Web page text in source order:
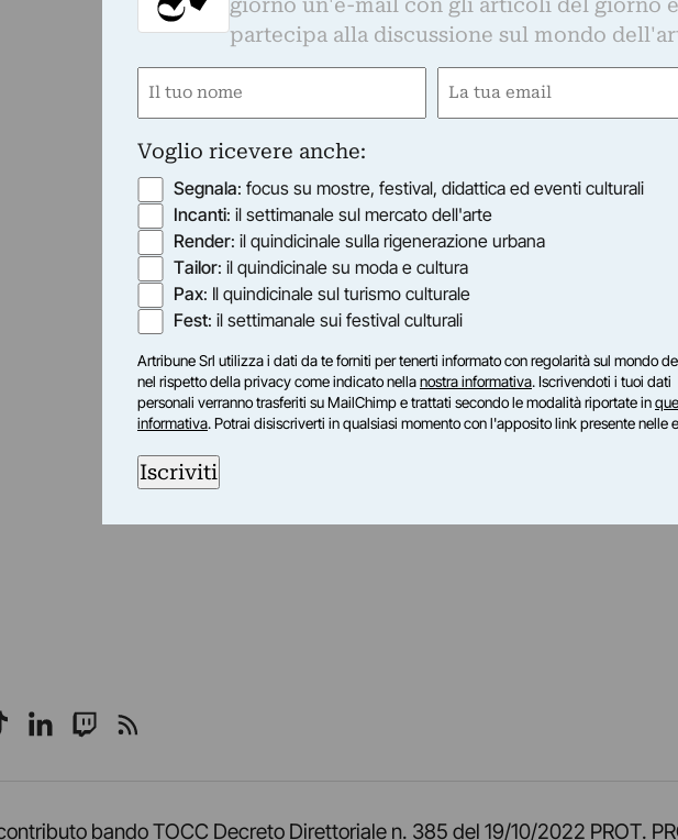
WhatsApp
su Telegram
su TikTok
Seguici su LinkedIn
Seguici su Twitch
Seguici su Rss
bando TOCC Decreto Direttoriale n. 385 del 19/10/2022 PROT.
partecipa alla discussione sul mondo
Nome
Email
Voglio ricevere anche:
Segnala: focus su mostre, festival, didattica ed eventi culturali
Incanti: il settimanale sul mercato dell'arte
Render: il quindicinale sulla rigenerazione urbana
Tailor: il quindicinale su moda e cultura
Pax: Il quindicinale sul turismo culturale
Fest: il settimanale sui festival culturali
Artribune Srl utilizza i dati da te forniti per tenerti informato con regolarità sul mondo
nel rispetto della privacy come indicato nellanostra informativa. Iscrivendoti i tuoi dati
personali verranno trasferiti su MailChimp e trattati secondo le modalità riportate in
informativa. Potrai disiscriverti in qualsiasi momento con l'apposito link presente nelle
Iscriviti